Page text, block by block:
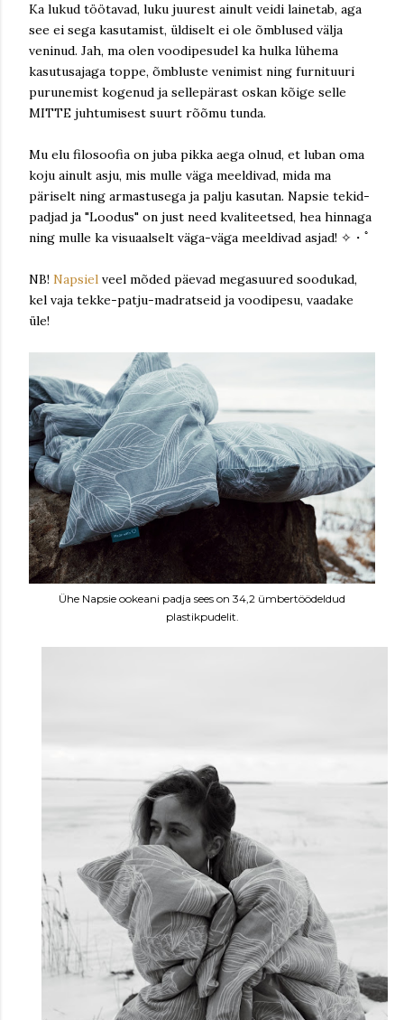
Ka lukud töötavad, luku juurest ainult veidi lainetab, aga
see ei sega kasutamist, üldiselt ei ole õmblused välja
veninud. Jah, ma olen voodipesudel ka hulka lühema
kasutusajaga toppe, õmbluste venimist ning furnituuri
purunemist kogenud ja sellepärast oskan kõige selle
MITTE juhtumisest suurt rõõmu tunda.
Mu elu filosoofia on juba pikka aega olnud, et luban oma
koju ainult asju, mis mulle väga meeldivad, mida ma
päriselt ning armastusega ja palju kasutan. Napsie tekid-
padjad ja "Loodus" on just need kvaliteetsed, hea hinnaga
ning mulle ka visuaalselt väga-väga meeldivad asjad! ✧・ﾟ
NB! Napsiel veel mõded päevad megasuured soodukad,
kel vaja tekke-patju-madratseid ja voodipesu, vaadake
üle!
Ühe Napsie ookeani padja sees on 34,2 ümbertöödeldud
plastikpudelit.